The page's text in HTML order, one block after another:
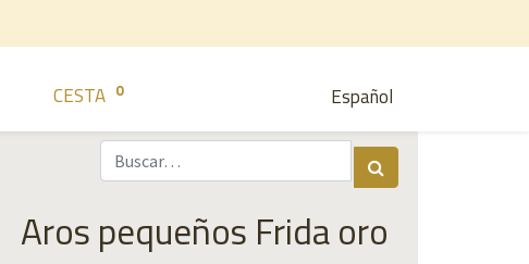
Español
CESTA 0
Aros pequeños Frida oro